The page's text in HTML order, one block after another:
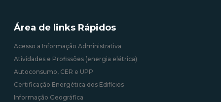
Área de links Rápidos
Acesso a Informação Administrativa
Atividades e Profissões (energia elétrica)
Autoconsumo, CER e UPP
Certificação Energética dos Edifícios
Informação Geográfica